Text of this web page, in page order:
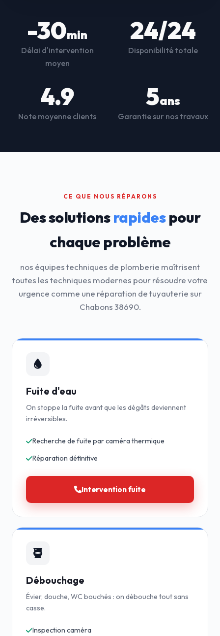
-30min
Délai d'intervention
moyen
24/24
Disponibilité totale
4.9
Note moyenne clients
5ans
Garantie sur nos travaux
CE QUE NOUS RÉPARONS
Des solutionsrapidespour
chaque problème
nos équipes techniques de plomberie maîtrisent
toutes les techniques modernes pour résoudre votre
urgence comme une réparation de tuyauterie sur
Chabons 38690.
Fuite d'eau
On stoppe la fuite avant que les dégâts deviennent
irréversibles.
Recherche de fuite par caméra thermique
Réparation définitive
Intervention fuite
Débouchage
Évier, douche, WC bouchés : on débouche tout sans
casse.
Inspection caméra